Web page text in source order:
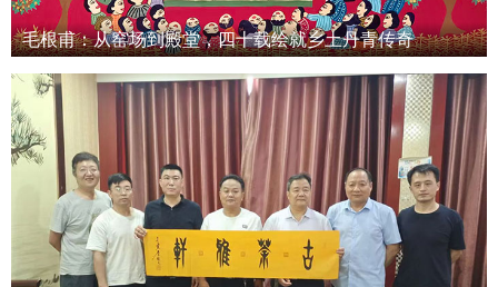
毛根甫：从窑场到殿堂，四十载绘就乡土丹青传奇